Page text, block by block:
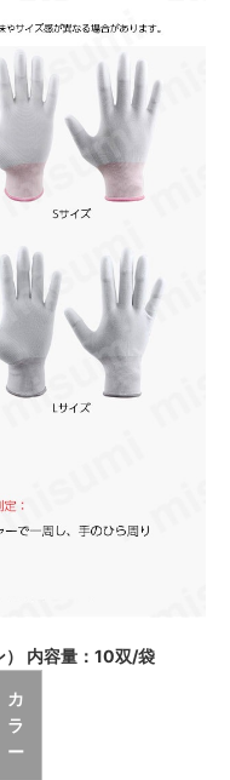
） 内容量：10双/袋
カ
ラ
ー